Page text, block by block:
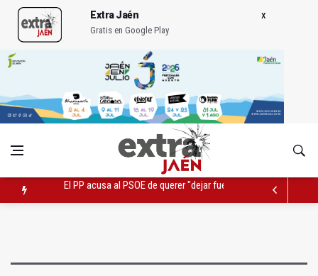
Extra Jaén
Gratis en Google Play
Denuncian que Cazorla se queda con solo dos bomberos por